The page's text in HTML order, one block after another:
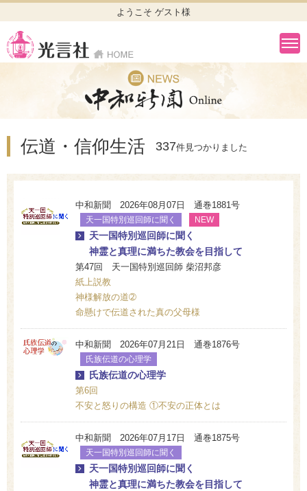
ようこそ ゲスト様
伝道・信仰生活 337件見つかりました
中和新聞 2026年08月07日 通巻1881号
天一国特別巡回師に聞く NEW
天一国特別巡回師に聞く
神霊と真理に満ちた教会を目指して
第47回 天一国特別巡回師 柴沼邦彦
紙上説教
神様解放の道➁
命懸けで伝道された真の父母様
中和新聞 2026年07月21日 通巻1876号
氏族伝道の心理学
氏族伝道の心理学
第6回
不安と怒りの構造 ①不安の正体とは
中和新聞 2026年07月17日 通巻1875号
天一国特別巡回師に聞く
天一国特別巡回師に聞く
神霊と真理に満ちた教会を目指して